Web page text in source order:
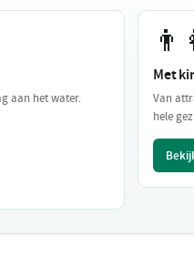
aan het water.
Met
Van
hele